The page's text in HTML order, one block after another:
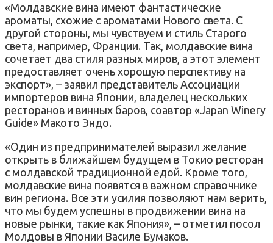
«Молдавские вина имеют фантастические
ароматы, схожие с ароматами Нового света. С
другой стороны, мы чувствуем и стиль Старого
света, например, Франции. Так, молдавские вина
сочетает два стиля разных миров, а этот элемент
предоставляет очень хорошую перспективу на
экспорт», – заявил представитель Ассоциации
импортеров вина Японии, владелец нескольких
ресторанов и винных баров, соавтор «Japan Winery
Guide» Макото Эндо.
«Один из предпринимателей выразил желание
открыть в ближайшем будущем в Токио ресторан
с молдавской традиционной едой. Кроме того,
молдавские вина появятся в важном справочнике
вин региона. Все эти усилия позволяют нам верить,
что мы будем успешны в продвижении вина на
новые рынки, такие как Япония», – отметил посол
Молдовы в Японии Василе Бумаков.